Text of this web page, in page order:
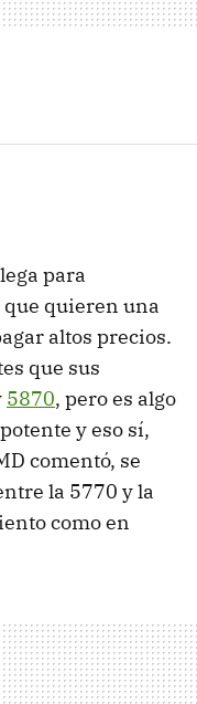
para
que quieren una
altos precios.
que sus
5870, pero es algo
y eso sí,
comentó, se
la 5770 y la
como en